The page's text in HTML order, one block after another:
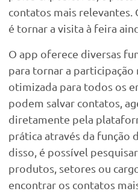
contatos mais
é tornar a visita à feira
O app oferece diversas
para tornar a participação
otimizada para todos os
podem salvar contatos,
diretamente pela
prática através da função
disso, é possível
produtos, setores ou
encontrar os contatos